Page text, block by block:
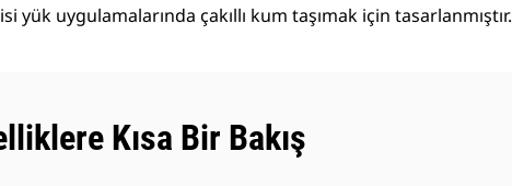
yük uygulamalarında çakıllı kum taşımak için tasarlanmıştır.
Kısa Bir Bakış